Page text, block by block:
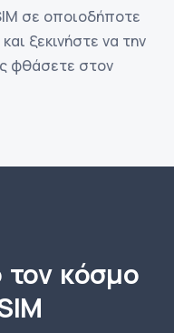
σε οποιοδήποτε
ξεκινήστε να την
φθάσετε στον
τον κόσμο